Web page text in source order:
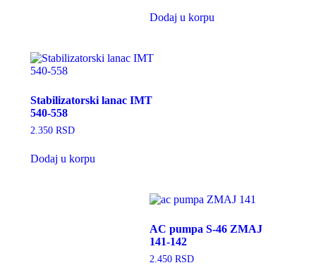
Dodaj u korpu
Stabilizatorski lanac IMT
540-558
2.350 RSD
Dodaj u korpu
AC pumpa S-46 ZMAJ
141-142
2.450RSD